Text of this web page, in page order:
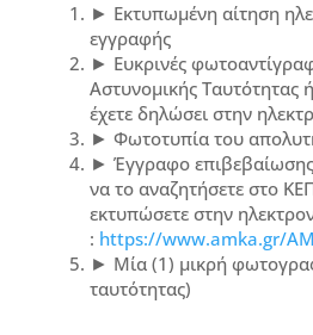
Εκτυπωμένη αίτηση
εγγραφής
Ευκρινές
Αστυνομικής Ταυτότητας
έχετε δηλώσει στην
Φωτοτυπία του
Έγγραφο
να το αναζητήσετε στο
εκτυπώσετε στην
: https://www.amka.gr/
Μία (1) μικρή
ταυτότητας)